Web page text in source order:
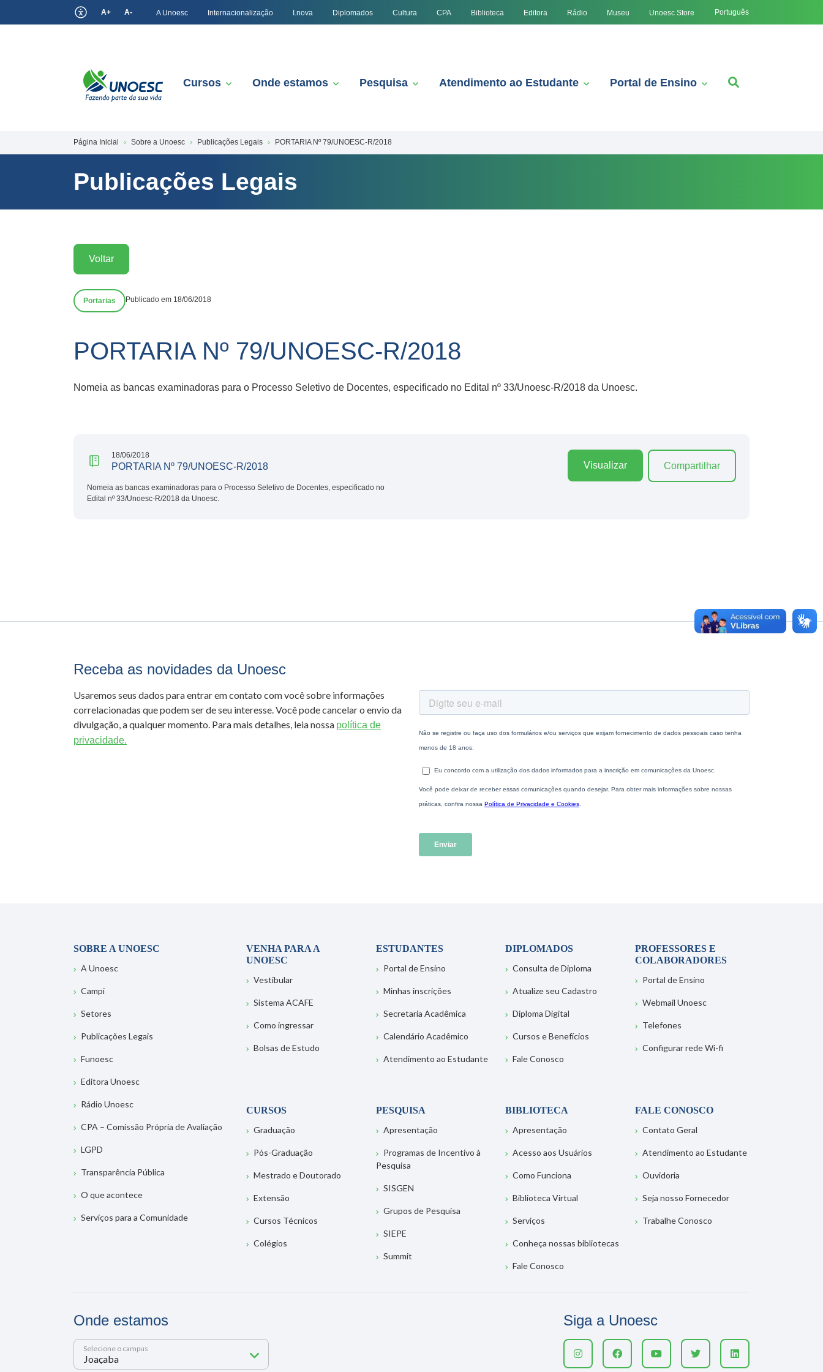
A+ A- A Unoesc Internacionalização I.nova Diplomados Cultura CPA Biblioteca Editora Rádio Museu Unoesc Store Português
Cursos Onde estamos Pesquisa Atendimento ao Estudante Portal de Ensino
Página Inicial Sobre a Unoesc Publicações Legais PORTARIA Nº 79/UNOESC-R/2018
Publicações Legais
Voltar
Portarias Publicado em 18/06/2018
PORTARIA Nº 79/UNOESC-R/2018
Nomeia as bancas examinadoras para o Processo Seletivo de Docentes, especificado no Edital nº 33/Unoesc-R/2018 da Unoesc.
18/06/2018
PORTARIA Nº 79/UNOESC-R/2018
Nomeia as bancas examinadoras para o Processo Seletivo de Docentes, especificado no
Edital nº 33/Unoesc-R/2018 da Unoesc.
Visualizar Compartilhar
Receba as novidades da Unoesc
Usaremos seus dados para entrar em contato com você sobre informações
correlacionadas que podem ser de seu interesse. Você pode cancelar o envio da
divulgação, a qualquer momento. Para mais detalhes, leia nossa política de
privacidade.
SOBRE A UNOESC
A Unoesc
Campi
Setores
Publicações Legais
Funoesc
Editora Unoesc
Rádio Unoesc
CPA – Comissão Própria de Avaliação
LGPD
Transparência Pública
O que acontece
Serviços para a Comunidade
VENHA PARA A
UNOESC
Vestibular
Sistema ACAFE
Como ingressar
Bolsas de Estudo
ESTUDANTES
Portal de Ensino
Minhas inscrições
Secretaria Acadêmica
Calendário Acadêmico
Atendimento ao Estudante
DIPLOMADOS
Consulta de Diploma
Atualize seu Cadastro
Diploma Digital
Cursos e Benefícios
Fale Conosco
PROFESSORES E
COLABORADORES
Portal de Ensino
Webmail Unoesc
Telefones
Configurar rede Wi-fi
CURSOS
Graduação
Pós-Graduação
Mestrado e Doutorado
Extensão
Cursos Técnicos
Colégios
PESQUISA
Apresentação
Programas de Incentivo à
Pesquisa
SISGEN
Grupos de Pesquisa
SIEPE
Summit
BIBLIOTECA
Apresentação
Acesso aos Usuários
Como Funciona
Biblioteca Virtual
Serviços
Conheça nossas bibliotecas
Fale Conosco
FALE CONOSCO
Contato Geral
Atendimento ao Estudante
Ouvidoria
Seja nosso Fornecedor
Trabalhe Conosco
Onde estamos
Selecione o campus
Siga a Unoesc